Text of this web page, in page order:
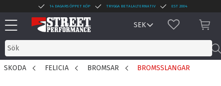
Meny
14 DAGARS ÖPPET KÖP TRYGGA BETALALTERNATIV EST 2004
FAVORITER
SKODA FELICIA BROMSAR BROMSSLANGAR